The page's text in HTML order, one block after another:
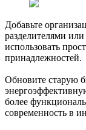
Добавьте
разделителями
использовать
принадлежностей.
Обновите старую
более
современность в